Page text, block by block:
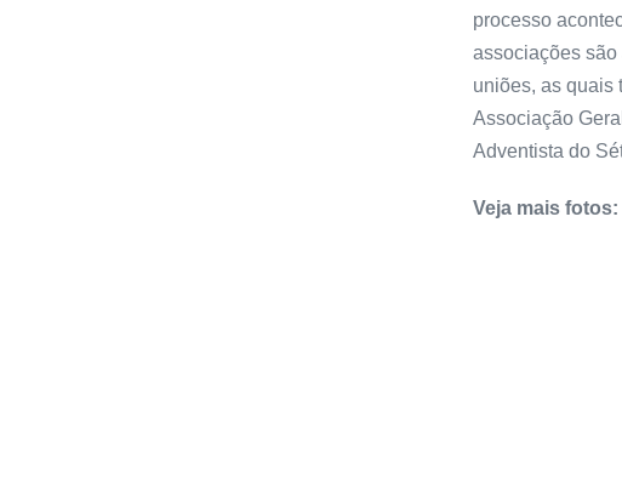
processo
associações
uniões, as quais
Associação
Adventista do
Veja mais fotos: